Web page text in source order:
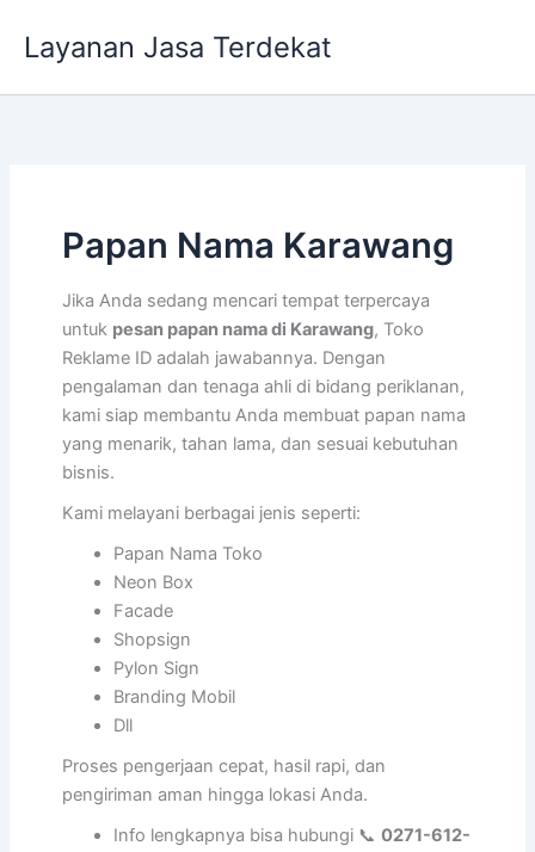
Layanan Jasa Terdekat
Papan Nama Karawang
Jika Anda sedang mencari tempat terpercaya
untuk pesan papan nama di Karawang, Toko
Reklame ID adalah jawabannya. Dengan
pengalaman dan tenaga ahli di bidang periklanan,
kami siap membantu Anda membuat papan nama
yang menarik, tahan lama, dan sesuai kebutuhan
bisnis.
Kami melayani berbagai jenis seperti:
Papan Nama Toko
Neon Box
Facade
Shopsign
Pylon Sign
Branding Mobil
Dll
Proses pengerjaan cepat, hasil rapi, dan
pengiriman aman hingga lokasi Anda.
Info lengkapnya bisa hubungi 📞0271-612-